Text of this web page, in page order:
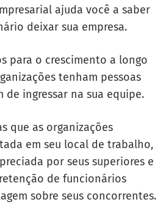
ajuda você a saber
deixar sua empresa.
para o crescimento a longo
tenham pessoas
de ingressar na sua equipe.
que as organizações
em seu local de trabalho,
por seus superiores e
de funcionários
sobre seus concorrentes.